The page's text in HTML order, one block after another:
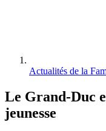
Actualités de la
Le Grand-Duc
jeunesse